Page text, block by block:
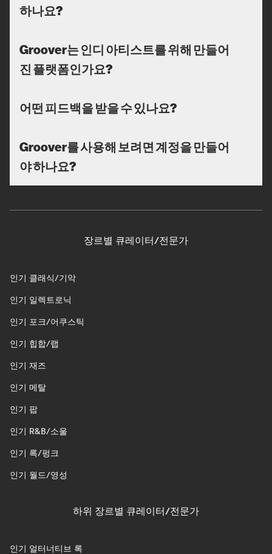
하나요?
Groover는 인디 아티스트를 위해 만들어
진 플랫폼인가요?
어떤 피드백을 받을 수 있나요?
Groover를 사용해 보려면 계정을 만들어
야 하나요?
장르별 큐레이터/전문가
인기 클래식/기악
인기 일렉트로닉
인기 포크/어쿠스틱
인기 힙합/랩
인기 재즈
인기 메탈
인기 팝
인기 R&B/소울
인기 록/펑크
인기 월드/영성
하위 장르별 큐레이터/전문가
인기 얼터너티브 록